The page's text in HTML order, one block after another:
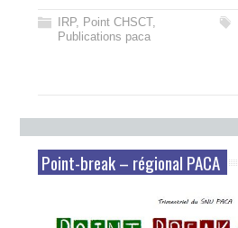
IRP, Point CHSCT,
Publications paca
Point-break – régional PACA